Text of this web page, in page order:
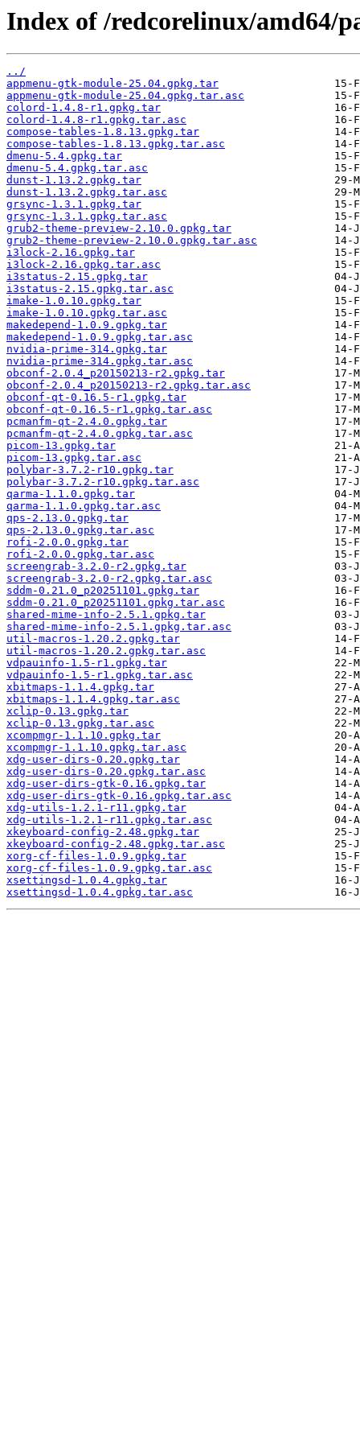
Index of /redcorelinux/amd64/
../
appmenu-gtk-module-25.04.gpkg.tar
appmenu-gtk-module-25.04.gpkg.tar.asc
colord-1.4.8-r1.gpkg.tar
colord-1.4.8-r1.gpkg.tar.asc
compose-tables-1.8.13.gpkg.tar
compose-tables-1.8.13.gpkg.tar.asc
dmenu-5.4.gpkg.tar
dmenu-5.4.gpkg.tar.asc
dunst-1.13.2.gpkg.tar
dunst-1.13.2.gpkg.tar.asc
grsync-1.3.1.gpkg.tar
grsync-1.3.1.gpkg.tar.asc
grub2-theme-preview-2.10.0.gpkg.tar
grub2-theme-preview-2.10.0.gpkg.tar.asc
i3lock-2.16.gpkg.tar
i3lock-2.16.gpkg.tar.asc
i3status-2.15.gpkg.tar
i3status-2.15.gpkg.tar.asc
imake-1.0.10.gpkg.tar
imake-1.0.10.gpkg.tar.asc
makedepend-1.0.9.gpkg.tar
makedepend-1.0.9.gpkg.tar.asc
nvidia-prime-314.gpkg.tar
nvidia-prime-314.gpkg.tar.asc
obconf-2.0.4_p20150213-r2.gpkg.tar
obconf-2.0.4_p20150213-r2.gpkg.tar.asc
obconf-qt-0.16.5-r1.gpkg.tar
obconf-qt-0.16.5-r1.gpkg.tar.asc
pcmanfm-qt-2.4.0.gpkg.tar
pcmanfm-qt-2.4.0.gpkg.tar.asc
picom-13.gpkg.tar
picom-13.gpkg.tar.asc
polybar-3.7.2-r10.gpkg.tar
polybar-3.7.2-r10.gpkg.tar.asc
qarma-1.1.0.gpkg.tar
qarma-1.1.0.gpkg.tar.asc
qps-2.13.0.gpkg.tar
qps-2.13.0.gpkg.tar.asc
rofi-2.0.0.gpkg.tar
rofi-2.0.0.gpkg.tar.asc
screengrab-3.2.0-r2.gpkg.tar
screengrab-3.2.0-r2.gpkg.tar.asc
sddm-0.21.0_p20251101.gpkg.tar
sddm-0.21.0_p20251101.gpkg.tar.asc
shared-mime-info-2.5.1.gpkg.tar
shared-mime-info-2.5.1.gpkg.tar.asc
util-macros-1.20.2.gpkg.tar
util-macros-1.20.2.gpkg.tar.asc
vdpauinfo-1.5-r1.gpkg.tar
vdpauinfo-1.5-r1.gpkg.tar.asc
xbitmaps-1.1.4.gpkg.tar
xbitmaps-1.1.4.gpkg.tar.asc
xclip-0.13.gpkg.tar
xclip-0.13.gpkg.tar.asc
xcompmgr-1.1.10.gpkg.tar
xcompmgr-1.1.10.gpkg.tar.asc
xdg-user-dirs-0.20.gpkg.tar
xdg-user-dirs-0.20.gpkg.tar.asc
xdg-user-dirs-gtk-0.16.gpkg.tar
xdg-user-dirs-gtk-0.16.gpkg.tar.asc
xdg-utils-1.2.1-r11.gpkg.tar
xdg-utils-1.2.1-r11.gpkg.tar.asc
xkeyboard-config-2.48.gpkg.tar
xkeyboard-config-2.48.gpkg.tar.asc
xorg-cf-files-1.0.9.gpkg.tar
xorg-cf-files-1.0.9.gpkg.tar.asc
xsettingsd-1.0.4.gpkg.tar
xsettingsd-1.0.4.gpkg.tar.asc